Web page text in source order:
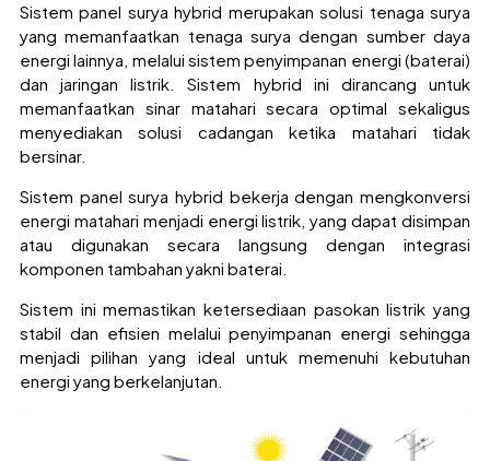
Sistem panel surya hybrid merupakan solusi tenaga surya
yang memanfaatkan tenaga surya dengan sumber daya
energi lainnya, melalui sistem penyimpanan energi (baterai)
dan jaringan listrik. Sistem hybrid ini dirancang untuk
memanfaatkan sinar matahari secara optimal sekaligus
menyediakan solusi cadangan ketika matahari tidak
bersinar.
Sistem panel surya hybrid bekerja dengan mengkonversi
energi matahari menjadi energi listrik, yang dapat disimpan
atau digunakan secara langsung dengan integrasi
komponen tambahan yakni baterai.
Sistem ini memastikan ketersediaan pasokan listrik yang
stabil dan efisien melalui penyimpanan energi sehingga
menjadi pilihan yang ideal untuk memenuhi kebutuhan
energi yang berkelanjutan.